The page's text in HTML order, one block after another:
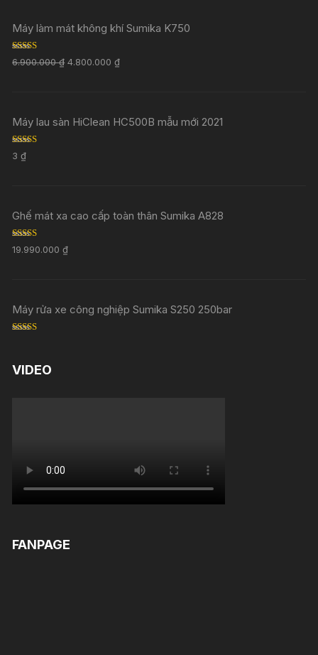
Máy làm mát không khí Sumika K750
Rated 5.00
out of 5
6.900.000₫ 4.800.000₫
Máy lau sàn HiClean HC500B mẫu mới 2021
Rated
out of 5
3₫
Ghế mát xa cao cấp toàn thân Sumika A828
Rated5.00
out of 5
19.990.000₫
Máy rửa xe công nghiệp Sumika S250 250bar
VIDEO
FANPAGE